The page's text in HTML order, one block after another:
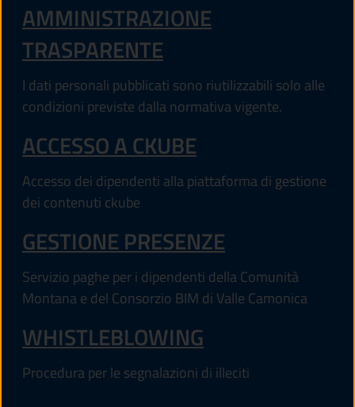
AMMINISTRAZIONE
TRASPARENTE
I dati personali pubblicati sono riutilizzabili solo alle
condizioni previste dalla normativa vigente.
ACCESSO A CKUBE
Accesso dei dipendenti alla piattaforma di gestione
dei contenuti ckube
GESTIONE PRESENZE
Servizio paghe per i dipendenti della Comunità
Montana e del Consorzio BIM di Valle Camonica
WHISTLEBLOWING
Procedura per le segnalazioni di illeciti